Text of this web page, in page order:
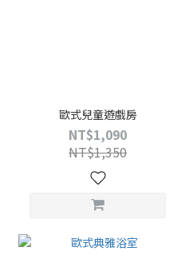
歐式兒童遊戲房
NT$1,090
NT$1,350